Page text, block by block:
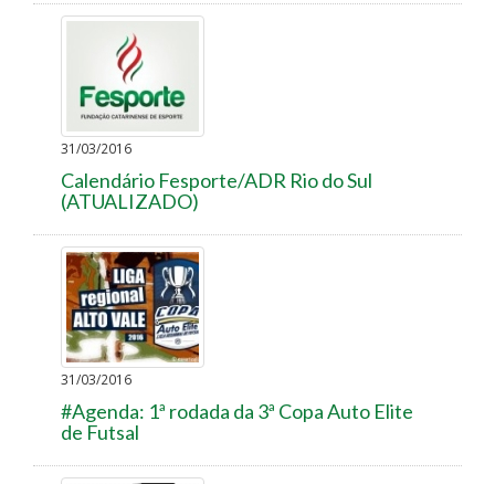
31/03/2016
Calendário Fesporte/ADR Rio do Sul
(ATUALIZADO)
31/03/2016
#Agenda: 1ª rodada da 3ª Copa Auto Elite
de Futsal